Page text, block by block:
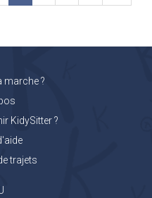
marche ?
KidySitter ?
trajets